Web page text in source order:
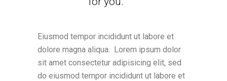
Eiusmod tempor incididunt ut labore et
dolore magna aliqua. Lorem ipsum dolor
sit amet consectetur adipisicing elit, sed
do eiusmod tempor incididunt ut labore et